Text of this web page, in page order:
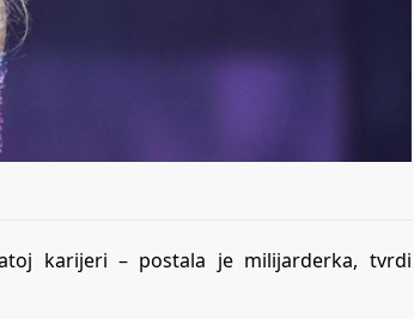
karijeri – postala je milijarderka, tvrdi